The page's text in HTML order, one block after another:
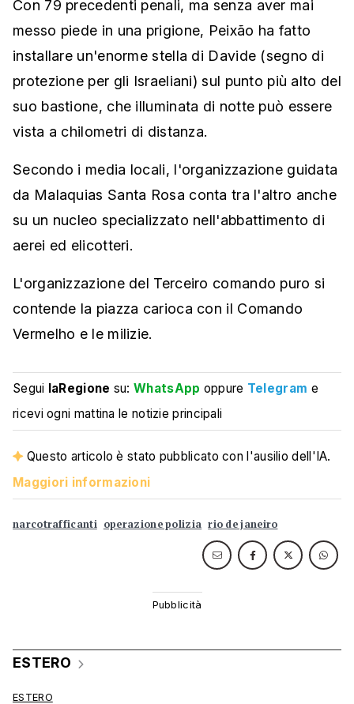
Con 79 precedenti penali, ma senza aver mai
messo piede in una prigione, Peixão ha fatto
installare un'enorme stella di Davide (segno di
protezione per gli Israeliani) sul punto più alto del
suo bastione, che illuminata di notte può essere
vista a chilometri di distanza.
Secondo i media locali, l'organizzazione guidata
da Malaquias Santa Rosa conta tra l'altro anche
su un nucleo specializzato nell'abbattimento di
aerei ed elicotteri.
L'organizzazione del Terceiro comando puro si
contende la piazza carioca con il Comando
Vermelho e le milizie.
Segui laRegione su:WhatsApp oppure Telegram e
ricevi ogni mattina le notizie principali
Questo articolo è stato pubblicato con l'ausilio dell'IA.
Maggiori informazioni
narcotrafficanti operazione polizia rio de janeiro
ESTERO
ESTERO